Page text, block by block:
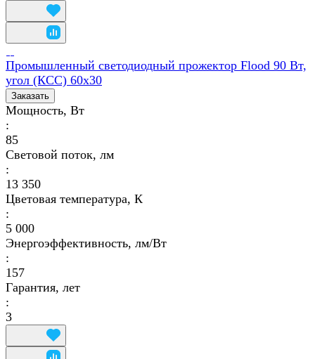
Промышленный светодиодный прожектор Flood 90 Вт,
угол (КСС) 60х30
Заказать
Мощность, Вт
:
85
Световой поток, лм
:
13 350
Цветовая температура, К
:
5 000
Энергоэффективность, лм/Вт
:
157
Гарантия, лет
:
3